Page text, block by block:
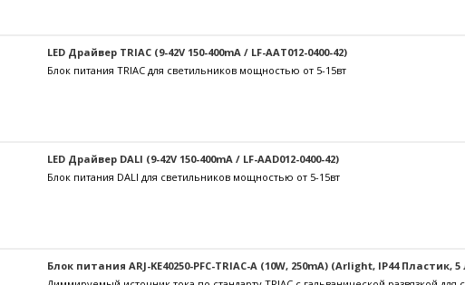
LED Драйвер TRIAC (9-42V 150-400mA / LF-AAT012-0400-42)
Блок питания TRIAC для светильников мощностью от 5-15вт
LED Драйвер DALI (9-42V 150-400mA / LF-AAD012-0400-42)
Блок питания DALI для светильников мощностью от 5-15вт
Блок питания ARJ-KE40250-PFC-TRIAC-A (10W, 250mA) (Arlight, IP44 Пластик, 5